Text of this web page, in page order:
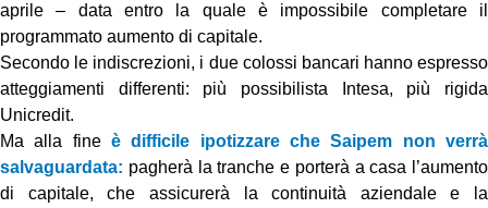
aprile – data entro la quale è impossibile completare il
programmato aumento di capitale.
Secondo le indiscrezioni, i due colossi bancari hanno espresso
atteggiamenti differenti: più possibilista Intesa, più rigida
Unicredit.
Ma alla fineè difficile ipotizzare che Saipem non verrà
salvaguardata: pagherà la tranche e porterà a casa l’aumento
di capitale, che assicurerà la continuità aziendale e la